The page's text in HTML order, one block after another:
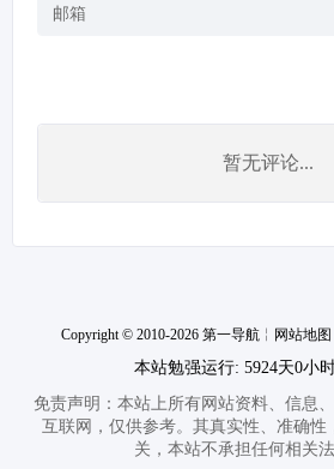
暂无评论...
Copyright © 2010-2026 第一导航 ╎ 网站地图
本站勉强运行: 5924天0小
免责声明：本站上所有网站资料、信息
互联网，仅供参考。其真实性、准确性
关，本站不承担任何相关法